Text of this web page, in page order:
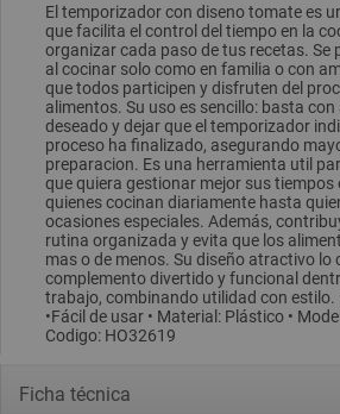
El temporizador con diseno tomate es
que facilita el control del tiempo en la
organizar cada paso de tus recetas. Se
al cocinar solo como en familia o con
que todos participen y disfruten del
alimentos. Su uso es sencillo: basta
deseado y dejar que el temporizador
proceso ha finalizado, asegurando
preparacion. Es una herramienta util
que quiera gestionar mejor sus tiempos
quienes cocinan diariamente hasta
ocasiones especiales. Además,
rutina organizada y evita que los
mas o de menos. Su diseño atractivo lo
complemento divertido y funcional
trabajo, combinando utilidad con estilo.
•Fácil de usar • Material: Plástico •
Codigo: HO32619
Ficha técnica